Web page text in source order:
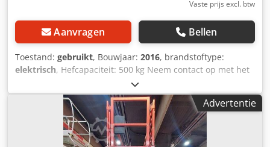
Vaste prijs excl. btw
Aanvragen Bellen
Toestand: gebruikt, Bouwjaar: 2016, brandstoftype:
elektrisch, Hefcapaciteit: 500 kg Neem contact op met het
gebruikte apparatuurcentrum voor meer informatie.
Dedpfx Anozflifjmewa
Advertentie